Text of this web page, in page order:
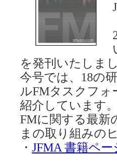
を発刊いたしま
今号では、18の
ルFMタスクフォ
紹介しています
FMに関する最新
まの取り組みの
・ JFMA 書籍ペ